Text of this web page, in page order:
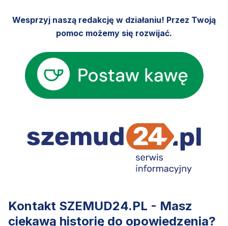
Wesprzyj naszą redakcję w działaniu! Przez Twoją
pomoc możemy się rozwijać.
Kontakt SZEMUD24.PL - Masz
ciekawą historię do opowiedzenia?